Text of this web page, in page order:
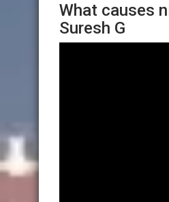
What causes
Suresh G